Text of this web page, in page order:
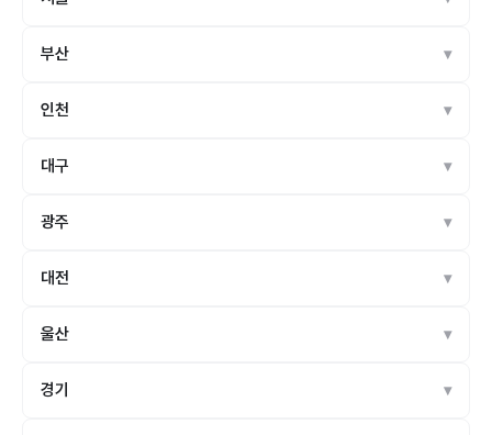
부산
인천
대구
광주
대전
울산
경기